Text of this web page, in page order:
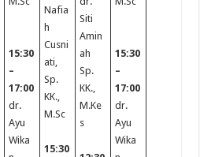
15:30
–
17:00
dr.
Ayu
Wika
Nafia
h
Cusni
ati,
Sp.
KK.,
M.Sc
15:30
Siti
Amin
ah
Sp.
KK.,
M.Ke
s
15:30
–
17:00
dr.
Ayu
Wika